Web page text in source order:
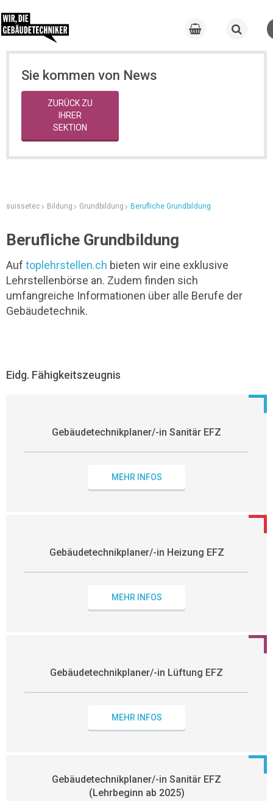
Sie kommen von News
ZURÜCK ZU
IHRER
SEKTION
suissetec Bildung Grundbildung Berufliche Grundbildung
Berufliche Grundbildung
Auf toplehrstellen.ch bieten wir eine exklusive
Lehrstellenbörse an. Zudem finden sich
umfangreiche Informationen über alle Berufe der
Gebäudetechnik.
Eidg. Fähigkeitszeugnis
Gebäudetechnikplaner/-in Sanitär EFZ
MEHR INFOS
Gebäudetechnikplaner/-in Heizung EFZ
MEHR INFOS
Gebäudetechnikplaner/-in Lüftung EFZ
MEHR INFOS
Gebäudetechnikplaner/-in Sanitär EFZ
(Lehrbeginn ab 2025)